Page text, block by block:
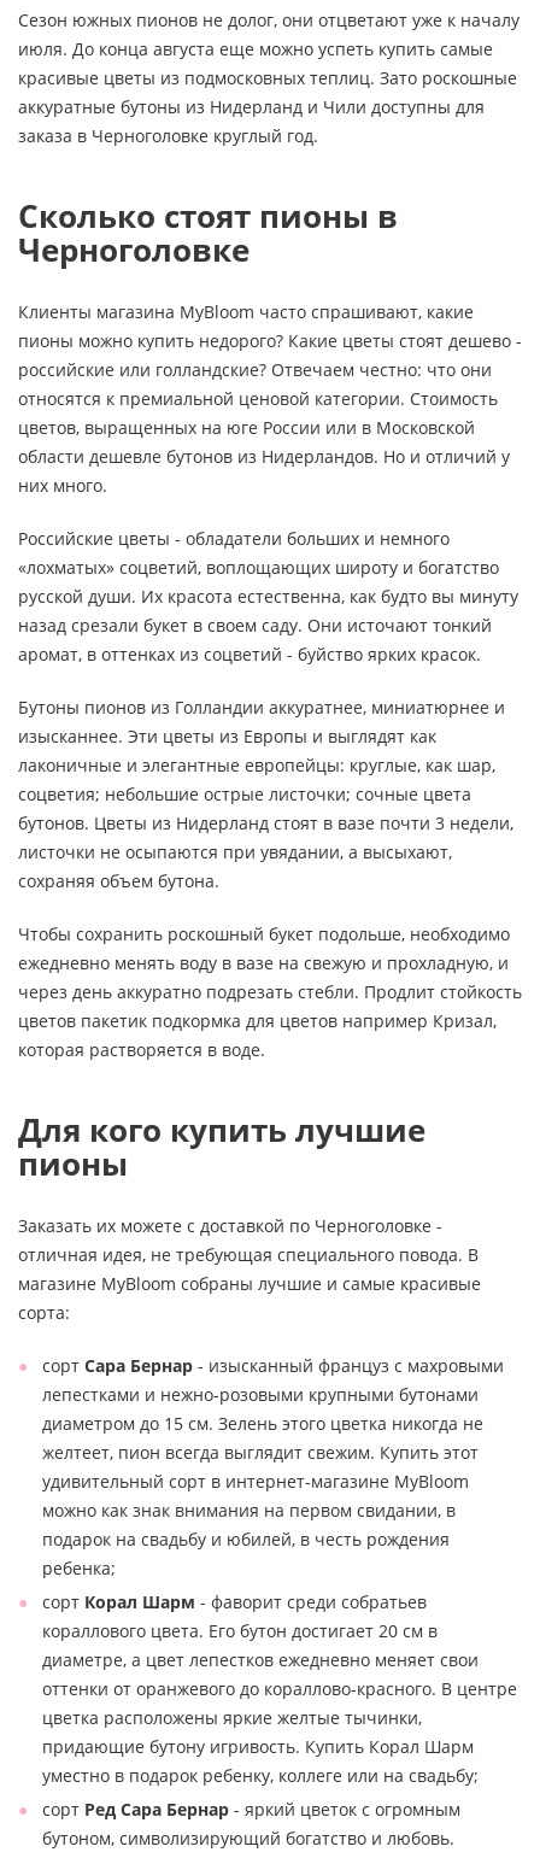
Сезон южных пионов не долог, они отцветают уже к началу
июля. До конца августа еще можно успеть купить самые
красивые цветы из подмосковных теплиц. Зато роскошные
аккуратные бутоны из Нидерланд и Чили доступны для
заказа в Черноголовке круглый год.
Сколько стоят пионы в
Черноголовке
Клиенты магазина MyBloom часто спрашивают, какие
пионы можно купить недорого? Какие цветы стоят дешево -
российские или голландские? Отвечаем честно: что они
относятся к премиальной ценовой категории. Стоимость
цветов, выращенных на юге России или в Московской
области дешевле бутонов из Нидерландов. Но и отличий у
них много.
Российские цветы - обладатели больших и немного
«лохматых» соцветий, воплощающих широту и богатство
русской души. Их красота естественна, как будто вы минуту
назад срезали букет в своем саду. Они источают тонкий
аромат, в оттенках из соцветий - буйство ярких красок.
Бутоны пионов из Голландии аккуратнее, миниатюрнее и
изысканнее. Эти цветы из Европы и выглядят как
лаконичные и элегантные европейцы: круглые, как шар,
соцветия; небольшие острые листочки; сочные цвета
бутонов. Цветы из Нидерланд стоят в вазе почти 3 недели,
листочки не осыпаются при увядании, а высыхают,
сохраняя объем бутона.
Чтобы сохранить роскошный букет подольше, необходимо
ежедневно менять воду в вазе на свежую и прохладную, и
через день аккуратно подрезать стебли. Продлит стойкость
цветов пакетик подкормка для цветов например Кризал,
которая растворяется в воде.
Для кого купить лучшие
пионы
Заказать их можете с доставкой по Черноголовке -
отличная идея, не требующая специального повода. В
магазине MyBloom собраны лучшие и самые красивые
сорта:
сорт Сара Бернар - изысканный француз с махровыми
лепестками и нежно-розовыми крупными бутонами
диаметром до 15 см. Зелень этого цветка никогда не
желтеет, пион всегда выглядит свежим. Купить этот
удивительный сорт в интернет-магазине MyBloom
можно как знак внимания на первом свидании, в
подарок на свадьбу и юбилей, в честь рождения
ребенка;
сорт Корал Шарм - фаворит среди собратьев
кораллового цвета. Его бутон достигает 20 см в
диаметре, а цвет лепестков ежедневно меняет свои
оттенки от оранжевого до кораллово-красного. В центре
цветка расположены яркие желтые тычинки,
придающие бутону игривость. Купить Корал Шарм
уместно в подарок ребенку, коллеге или на свадьбу;
сорт Ред Сара Бернар - яркий цветок с огромным
бутоном, символизирующий богатство и любовь.